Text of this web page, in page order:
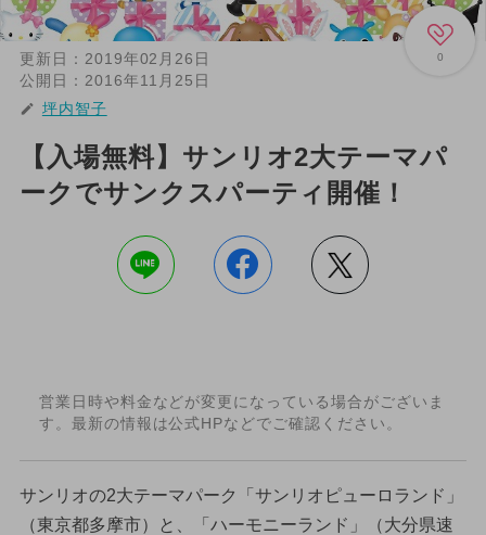
0
更新日： 2019年02月26日
公開日： 2016年11月25日
坪内智子
【入場無料】サンリオ2大テーマパ
ークでサンクスパーティ開催！
営業日時や料金などが変更になっている場合がございま
す。最新の情報は公式HPなどでご確認ください。
サンリオの2大テーマパーク「サンリオピューロランド」
（東京都多摩市）と、「ハーモニーランド」（大分県速